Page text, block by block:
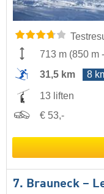
713 m (850 m -
31,5 km
8
13 liften
€ 53,-
7. Brauneck –